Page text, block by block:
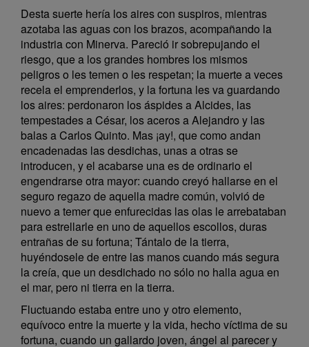
Desta suerte hería los aires con suspiros, mientras
azotaba las aguas con los brazos, acompañando la
industria con Minerva. Pareció ir sobrepujando el
riesgo, que a los grandes hombres los mismos
peligros o les temen o les respetan; la muerte a veces
recela el emprenderlos, y la fortuna les va guardando
los aires: perdonaron los áspides a Alcides, las
tempestades a César, los aceros a Alejandro y las
balas a Carlos Quinto. Mas ¡ay!, que como andan
encadenadas las desdichas, unas a otras se
introducen, y el acabarse una es de ordinario el
engendrarse otra mayor: cuando creyó hallarse en el
seguro regazo de aquella madre común, volvió de
nuevo a temer que enfurecidas las olas le arrebataban
para estrellarle en uno de aquellos escollos, duras
entrañas de su fortuna; Tántalo de la tierra,
huyéndosele de entre las manos cuando más segura
la creía, que un desdichado no sólo no halla agua en
el mar, pero ni tierra en la tierra.
Fluctuando estaba entre uno y otro elemento,
equívoco entre la muerte y la vida, hecho víctima de su
fortuna, cuando un gallardo joven, ángel al parecer y